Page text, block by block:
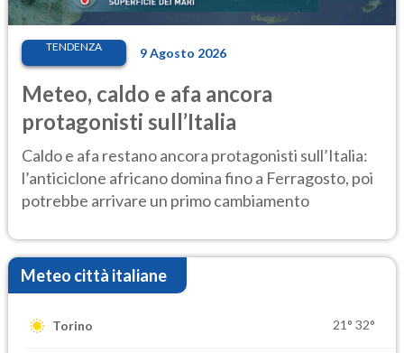
TENDENZA 9 Agosto 2026
Meteo, caldo e afa ancora
protagonisti sull’Italia
Caldo e afa restano ancora protagonisti sull’Italia:
l’anticiclone africano domina fino a Ferragosto, poi
potrebbe arrivare un primo cambiamento
Meteo città italiane
Torino 21° 32°